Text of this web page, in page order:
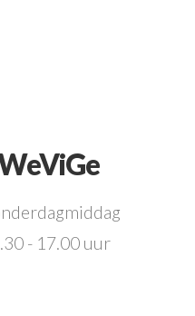
- 17.00 uur